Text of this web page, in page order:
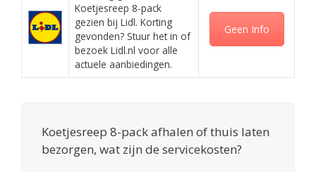
Koetjesreep 8-pack
gezien bij Lidl. Korting
gevonden? Stuur het in of
bezoek Lidl.nl voor alle
actuele aanbiedingen.
Geen Info
Koetjesreep 8-pack afhalen of thuis laten
bezorgen, wat zijn de servicekosten?